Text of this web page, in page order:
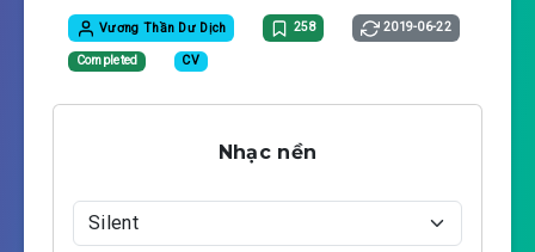
Vương Thần Dư Dịch 258 2019-06-22
Completed CV
Nhạc nền